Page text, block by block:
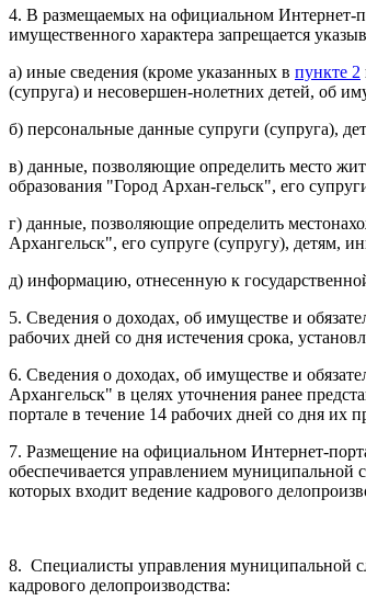
4. В размещаемых на официальном Интернет-
имущественного характера запрещается
а) иные сведения (кроме указанных в пункте 2
(супруга) и несовершен-нолетних детей, об
б) персональные данные супруги (супруга),
в) данные, позволяющие определить место
образования "Город Архан-гельск", его
г) данные, позволяющие определить
Архангельск", его супруге (супругу), детям,
д) информацию, отнесенную к
5. Сведения о доходах, об имуществе и
рабочих дней со дня истечения срока,
6. Сведения о доходах, об имуществе и
Архангельск" в целях уточнения ранее
портале в течение 14 рабочих дней со дня их
7. Размещение на официальном Интернет-
обеспечивается управлением муниципальной
которых входит ведение кадрового
8. Специалисты управления муниципальной
кадрового делопроизводства: